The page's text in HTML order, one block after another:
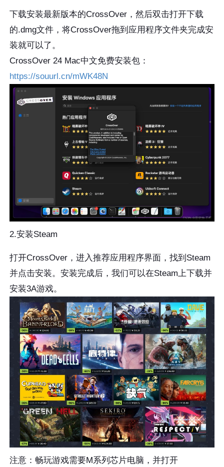
下载安装最新版本的CrossOver，然后双击打开下载
的.dmg文件，将CrossOver拖到应用程序文件夹完成安
装就可以了。
CrossOver 24 Mac中文免费安装包：
https://souurl.cn/mWK48N
2.安装Steam
打开CrossOver，进入推荐应用程序界面，找到Steam
并点击安装。安装完成后，我们可以在Steam上下载并
安装3A游戏。
注意：畅玩游戏需要M系列芯片电脑，并打开